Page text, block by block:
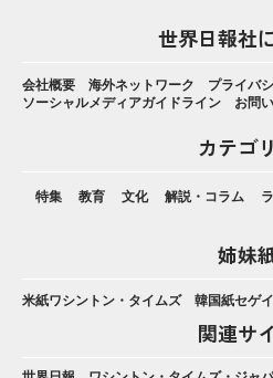
世界日報社
会社概要 海外ネットワーク
プライバ
ソーシャルメディアガイドライン
お問
カテゴ
特集 教育 文化 解説・コラム
姉妹
米紙ワシントン・タイムズ 韓国紙セゲ
関連サ